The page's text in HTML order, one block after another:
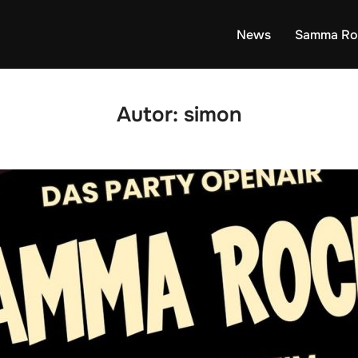
News Samma
Autor: simon